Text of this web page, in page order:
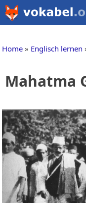
Home Englisch lernen
Mahatma